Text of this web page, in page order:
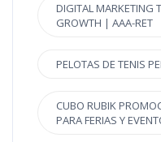
DIGITAL MARKETING
GROWTH | AAA-RET
PELOTAS DE TENIS
CUBO RUBIK
PARA FERIAS Y